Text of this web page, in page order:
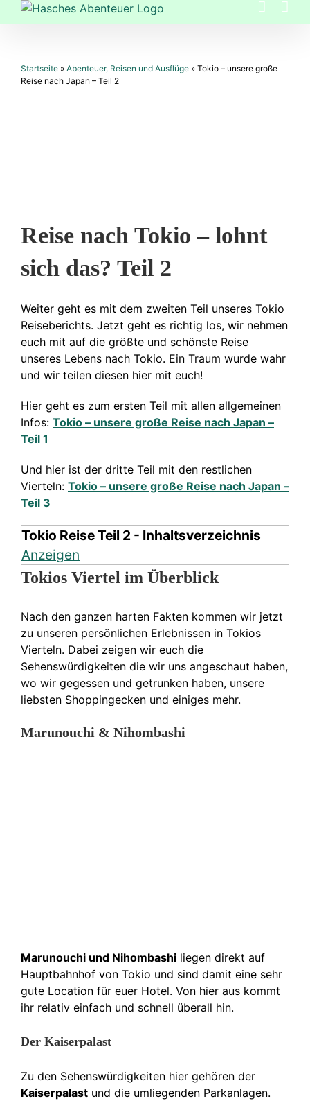
Zum
Inhalt
Startseite » Abenteuer, Reisen und Ausflüge » Tokio – unsere große
Reise nach Japan – Teil 2
Reise nach Tokio – lohnt
sich das? Teil 2
Weiter geht es mit dem zweiten Teil unseres Tokio
Reiseberichts. Jetzt geht es richtig los, wir nehmen
euch mit auf die größte und schönste Reise
unseres Lebens nach Tokio. Ein Traum wurde wahr
und wir teilen diesen hier mit euch!
Hier geht es zum ersten Teil mit allen allgemeinen
Infos: Tokio – unsere große Reise nach Japan –
Teil 1
Und hier ist der dritte Teil mit den restlichen
Vierteln: Tokio – unsere große Reise nach Japan –
Teil 3
Tokio Reise Teil 2 - Inhaltsverzeichnis
Anzeigen
Tokios Viertel im Überblick
Nach den ganzen harten Fakten kommen wir jetzt
zu unseren persönlichen Erlebnissen in Tokios
Vierteln. Dabei zeigen wir euch die
Sehenswürdigkeiten die wir uns angeschaut haben,
wo wir gegessen und getrunken haben, unsere
liebsten Shoppingecken und einiges mehr.
Marunouchi & Nihombashi
Marunouchi und Nihombashi liegen direkt auf
Hauptbahnhof von Tokio und sind damit eine sehr
gute Location für euer Hotel. Von hier aus kommt
ihr relativ einfach und schnell überall hin.
Der Kaiserpalast
Zu den Sehenswürdigkeiten hier gehören der
Kaiserpalast und die umliegenden Parkanlagen.